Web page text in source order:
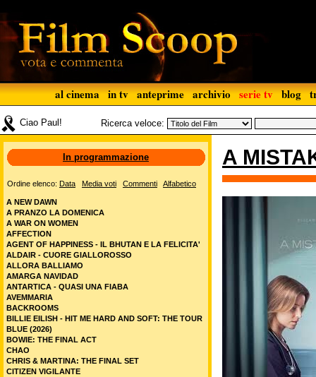
al cinema in tv anteprime archivio serie tv blog
Ciao Paul! Ricerca veloce:
A
In programmazione
Ordine elenco: Data Media voti Commenti Alfabetico
A NEW DAWN
A PRANZO LA DOMENICA
A WAR ON WOMEN
AFFECTION
AGENT OF HAPPINESS - IL BHUTAN E LA FELICITA'
ALDAIR - CUORE GIALLOROSSO
ALLORA BALLIAMO
AMARGA NAVIDAD
ANTARTICA - QUASI UNA FIABA
AVEMMARIA
BACKROOMS
BILLIE EILISH - HIT ME HARD AND SOFT: THE TOUR
BLUE (2026)
BOWIE: THE FINAL ACT
CHAO
CHRIS & MARTINA: THE FINAL SET
CITIZEN VIGILANTE